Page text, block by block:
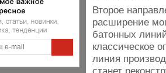
Второе
расширение
батонных
классическое
линия
станет